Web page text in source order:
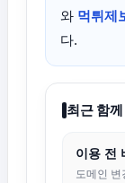
와 먹튀제
다.
최근 함
이용 전
도메인 변